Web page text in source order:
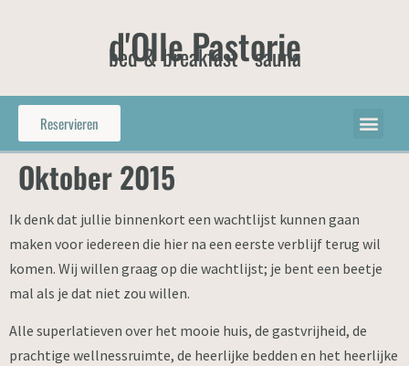
d'Olle Pastorie
bed & breakfast - sauna
Reservieren
Oktober 2015
Ik denk dat jullie binnenkort een wachtlijst kunnen gaan
maken voor iedereen die hier na een eerste verblijf terug wil
komen. Wij willen graag op die wachtlijst; je bent een beetje
mal als je dat niet zou willen.
Alle superlatieven over het mooie huis, de gastvrijheid, de
prachtige wellnessruimte, de heerlijke bedden en het heerlijke